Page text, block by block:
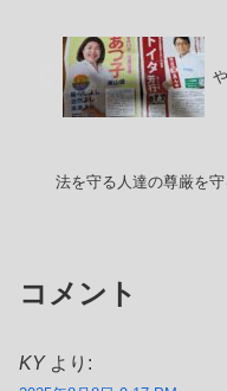
法を守る人達の尊厳を
コメント
KY より: